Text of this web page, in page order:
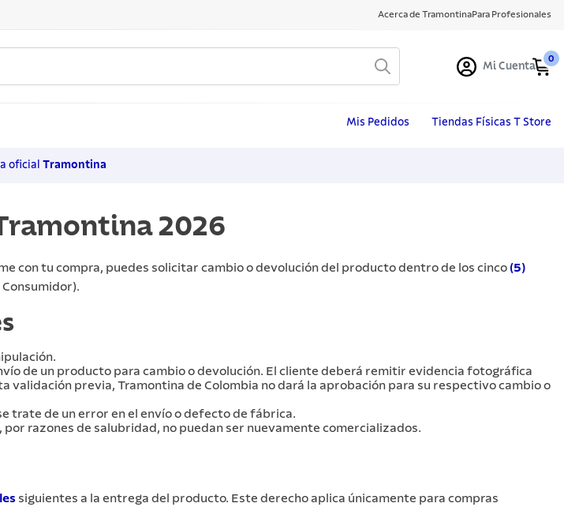
Acerca de TramontinaPara Profesionales
Mi Cuenta
0
Mis Pedidos Tiendas Físicas T Store
oficial Tramontina
2026
con tu compra, puedes solicitar cambio o devolución del producto dentro de los cinco (5)
de un producto para cambio o devolución. El cliente deberá remitir evidencia fotográfica
validación previa, Tramontina de Colombia no dará la aprobación para su respectivo cambio o
trate de un error en el envío o defecto de fábrica.
razones de salubridad, no puedan ser nuevamente comercializados.
siguientes a la entrega del producto. Este derecho aplica únicamente para compras
10. olla